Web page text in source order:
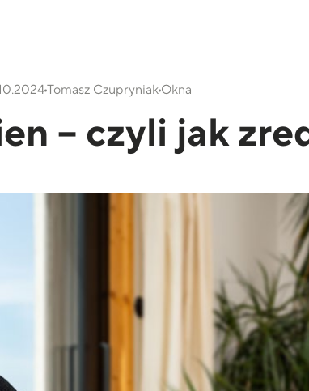
Tomasz CzupryniakOkna
– czyli jak